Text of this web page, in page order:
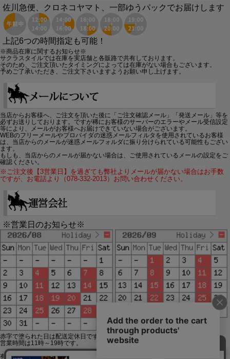
佐川急便、クロネコヤマト、一部ゆうパックでお届けします
上記6つの時間指定も可能！
※商品在庫に関するお知らせ※
サクラスタイルでは在庫を実店舗と各販路で共有しております。
そのため、ご注文頂いたタイミングによっては在庫がない場合もございます。
予めご了承いただき、ご注文下さいますようお願い申し上げます。
当店からお客様へ、ご注文を頂いた後に「ご注文確認メール」「発送メール」等を
必ずお送りしております。ですが稀にお客様のサーバーのエラーやメール受信設定
等により、メールがお客様へお届けできていない場合がございます。
WEBのフリーメールやプロバイダの迷惑メールフィルタを使用されているお客様
は、当店からのメールが迷惑メールフォルダに振り分けられている可能性もござい
ます。
もしも、当店からのメールが届かない場合は、ご使用されているメールの設定をご
確認ください。
※ご注文後【3営業日】を過ぎても弊社よりメールが届かない場合はお手数
ですが、お電話より（078-332-2013）お問い合わせください。
※営業日のお知らせ※
赤字で塗られた日は配送定休日です。
営業時間は11時～19時です。
有限会社ジップジップ SakuraStyle通販事業部